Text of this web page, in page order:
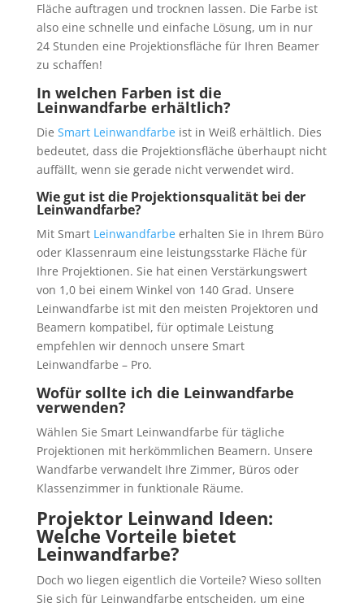
Fläche auftragen und trocknen lassen. Die Farbe ist
also eine schnelle und einfache Lösung, um in nur
24 Stunden eine Projektionsfläche für Ihren Beamer
zu schaffen!
In welchen Farben ist die
Leinwandfarbe erhältlich?
Die Smart Leinwandfarbeist in Weiß erhältlich. Dies
bedeutet, dass die Projektionsfläche überhaupt nicht
auffällt, wenn sie gerade nicht verwendet wird.
Wie gut ist die Projektionsqualität bei der
Leinwandfarbe?
Mit Smart Leinwandfarbeerhalten Sie in Ihrem Büro
oder Klassenraum eine leistungsstarke Fläche für
Ihre Projektionen. Sie hat einen Verstärkungswert
von 1,0 bei einem Winkel von 140 Grad. Unsere
Leinwandfarbe ist mit den meisten Projektoren und
Beamern kompatibel, für optimale Leistung
empfehlen wir dennoch unsere Smart
Leinwandfarbe – Pro.
Wofür sollte ich die Leinwandfarbe
verwenden?
Wählen Sie Smart Leinwandfarbe für tägliche
Projektionen mit herkömmlichen Beamern. Unsere
Wandfarbe verwandelt Ihre Zimmer, Büros oder
Klassenzimmer in funktionale Räume.
Projektor Leinwand Ideen:
Welche Vorteile bietet
Leinwandfarbe?
Doch wo liegen eigentlich die Vorteile? Wieso sollten
Sie sich für Leinwandfarbe entscheiden, um eine